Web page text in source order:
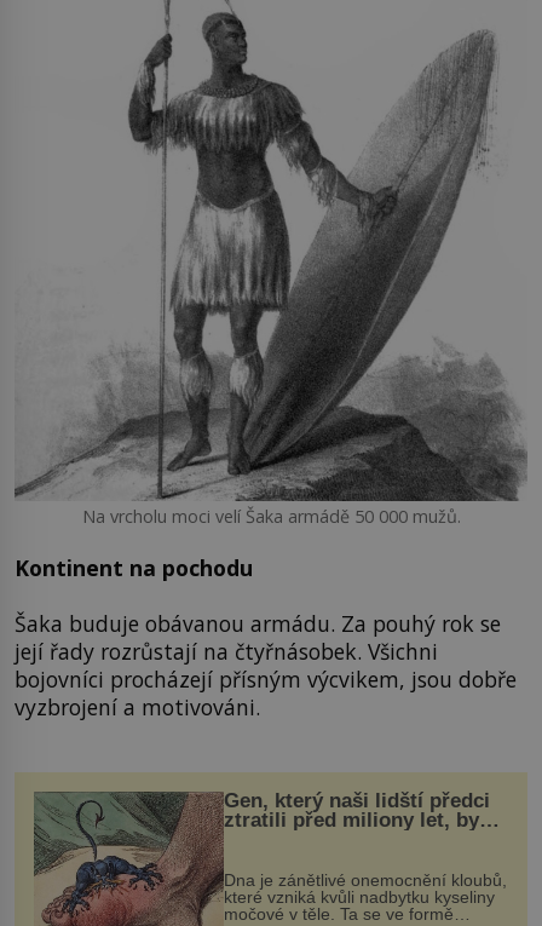
Na vrcholu moci velí Šaka armádě 50 000 mužů.
Kontinent na pochodu
Šaka buduje obávanou armádu. Za pouhý rok se
její řady rozrůstají na čtyřnásobek. Všichni
bojovníci procházejí přísným výcvikem, jsou dobře
vyzbrojení a motivováni.
Gen, který naši lidští předci
ztratili před miliony let, by
mohl pomoci s léčbou
„nemoci králů“
Dna je zánětlivé onemocnění kloubů,
které vzniká kvůli nadbytku kyseliny
močové v těle. Ta se ve formě